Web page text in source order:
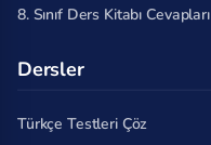
8. Sınıf Ders Kitabı Cevapları
Dersler
Türkçe Testleri Çöz